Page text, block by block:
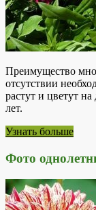
Преимущество
отсутствии
растут и цветут
лет.
Узнать больше
Фото